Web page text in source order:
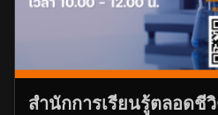
สำนักการเรียนรู้ตลอดชี